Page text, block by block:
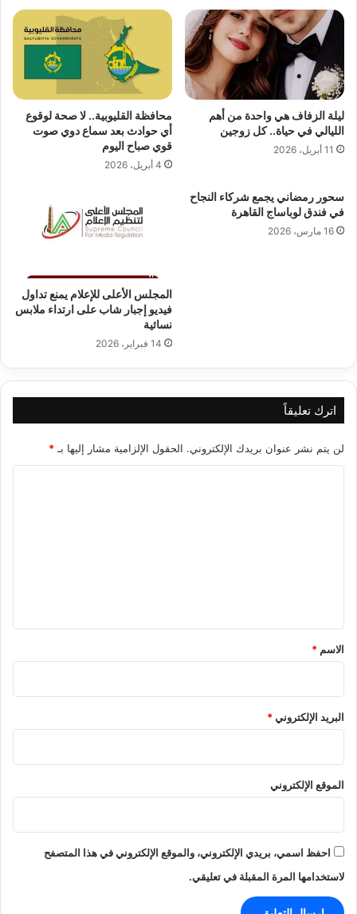
ليلة الزفاف هي واحدة من أهم
الليالي في حياة.. كل زوجين
11 أبريل، 2026
محافظة القليوبية.. لا صحة لوقوع
أي حوادث بعد سماع دوي صوت
قوي صباح اليوم
4 أبريل، 2026
سحور رمضاني يجمع شركاء النجاح
في فندق لوباساج القاهرة
16 مارس، 2026
المجلس الأعلى للإعلام يمنع تداول
فيديو إجبار شاب على ارتداء ملابس
نسائية
14 فبراير، 2026
اترك تعليقاً
لن يتم نشر عنوان بريدك الإلكتروني. الحقول الإلزامية مشار إليها بـ*
*
الاسم *
البريد الإلكتروني*
الموقع الإلكتروني
احفظ اسمي، بريدي الإلكتروني، والموقع الإلكتروني في هذا المتصفح
لاستخدامها المرة المقبلة في تعليقي.